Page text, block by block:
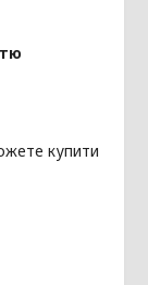
купити